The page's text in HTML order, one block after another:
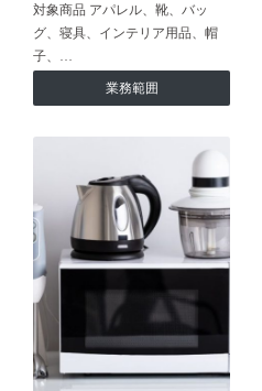
対象商品 アパレル、靴、バッ
グ、寝具、インテリア用品、帽
子、…
業務範囲